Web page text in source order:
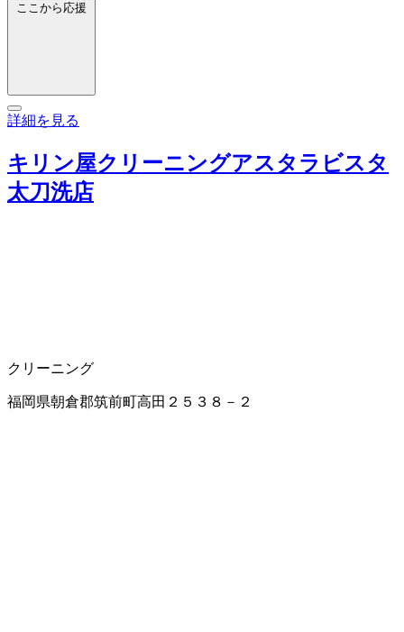
ここから応援
詳細を見る
キリン屋クリーニングアスタラビスタ
太刀洗店
クリーニング
福岡県朝倉郡筑前町高田２５３８－２